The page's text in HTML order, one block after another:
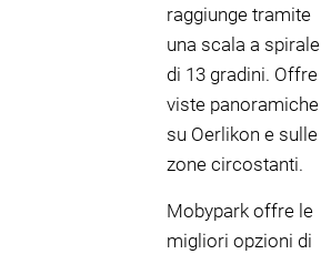
raggiunge tramite
una scala a spirale
di 13 gradini. Offre
viste panoramiche
su Oerlikon e sulle
zone circostanti.
Mobypark offre le
migliori opzioni di